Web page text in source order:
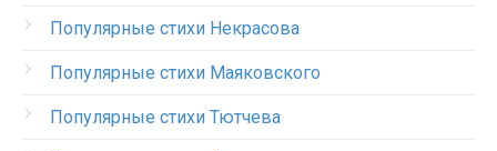
Популярные стихи Некрасова
Популярные стихи Маяковского
Популярные стихи Тютчева